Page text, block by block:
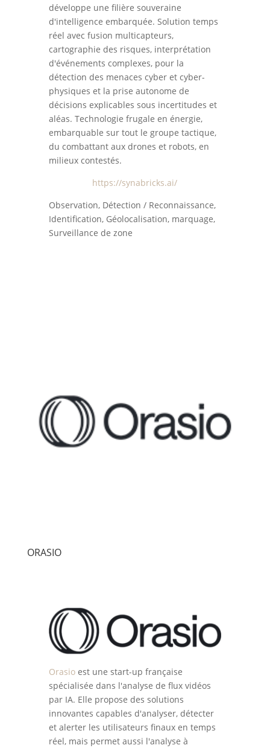
développe une filière souveraine
d'intelligence embarquée. Solution temps
réel avec fusion multicapteurs,
cartographie des risques, interprétation
d'événements complexes, pour la
détection des menaces cyber et cyber-
physiques et la prise autonome de
décisions explicables sous incertitudes et
aléas. Technologie frugale en énergie,
embarquable sur tout le groupe tactique,
du combattant aux drones et robots, en
milieux contestés.
https://synabricks.ai/
Observation, Détection / Reconnaissance,
Identification, Géolocalisation, marquage,
Surveillance de zone
ORASIO
Orasioest une start-up française
spécialisée dans l'analyse de flux vidéos
par IA. Elle propose des solutions
innovantes capables d'analyser, détecter
et alerter les utilisateurs finaux en temps
réel, mais permet aussi l'analyse à